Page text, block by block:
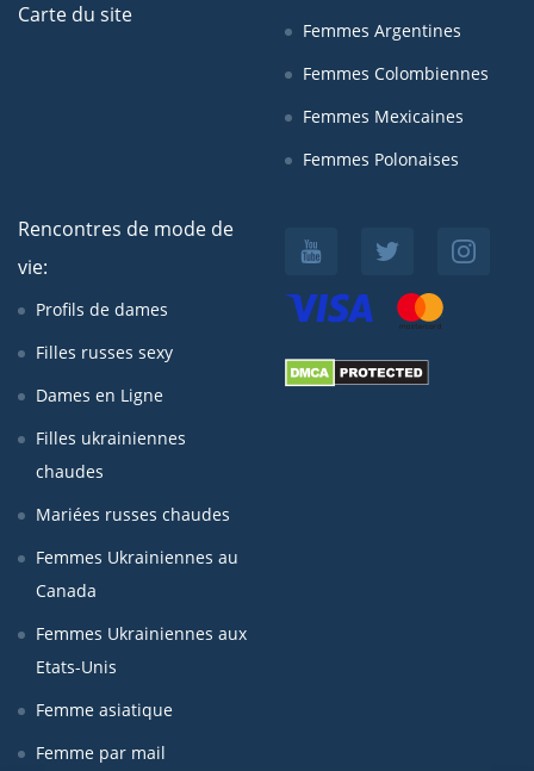
Carte du site
Femmes Argentines
Femmes Colombiennes
Femmes Mexicaines
Femmes Polonaises
Rencontres de mode de
vie:
Profils de dames
Filles russes sexy
Dames en Ligne
Filles ukrainiennes
chaudes
Mariées russes chaudes
Femmes Ukrainiennes au
Canada
Femmes Ukrainiennes aux
Etats-Unis
Femme asiatique
Femme par mail